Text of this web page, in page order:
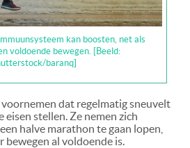
kan boosten, net als
voldoende bewegen. [Beeld:
baranq]
voornemen dat regelmatig sneuvelt
eisen stellen. Ze nemen zich
halve marathon te gaan lopen,
bewegen al voldoende is.